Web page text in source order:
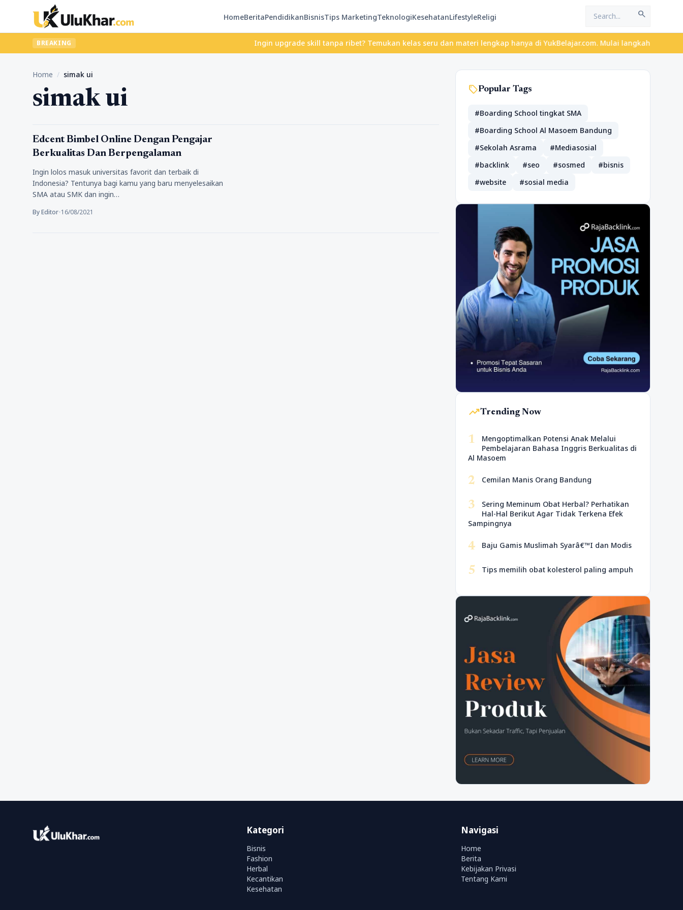
HomeBeritaPendidikanBisnisTips MarketingTeknologiKesehatanLifestyleReligi search
BREAKING Ingin upgrade skill tanpa ribet? Temukan kelas seru dan materi lengkap hanya di YukBelajar.com. Mulai langkah suksesmu
Home / simak ui
simak ui
Pengalamanku
Edcent Bimbel Online Dengan Pengajar
Berkualitas Dan Berpengalaman
Ingin lolos masuk universitas favorit dan terbaik di
Indonesia? Tentunya bagi kamu yang baru menyelesaikan
SMA atau SMK dan ingin…
By Editor•16/08/2021
sellPopular Tags
#Boarding School tingkat SMA
#Boarding School Al Masoem Bandung
#Sekolah Asrama
#Mediasosial
#backlink
#seo #sosmed
#bisnis
#website
#sosial media
trending_upTrending Now
1
Mengoptimalkan Potensi Anak Melalui
Pembelajaran Bahasa Inggris Berkualitas di
Al Masoem
2 Cemilan Manis Orang Bandung
3
Sering Meminum Obat Herbal? Perhatikan
Hal-Hal Berikut Agar Tidak Terkena Efek
Sampingnya
4 Baju Gamis Muslimah Syarâ€™I dan Modis
5 Tips memilih obat kolesterol paling ampuh
Kategori
Bisnis
Fashion
Herbal
Kecantikan
Kesehatan
Navigasi
Home
Berita
Kebijakan Privasi
Tentang Kami